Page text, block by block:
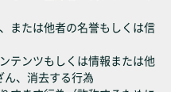
または他者の名誉もしくは信
テンツもしくは情報または他
、消去する行為